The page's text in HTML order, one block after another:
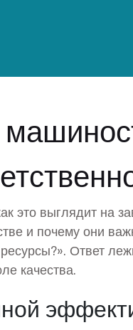
это выглядит на
и почему они
Ответ
качества.